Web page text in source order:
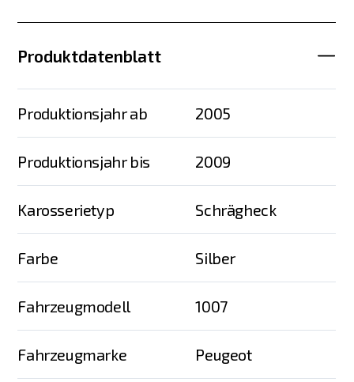
Produktdatenblatt
Produktionsjahr ab 2005
Produktionsjahr bis 2009
Karosserietyp Schrägheck
Farbe Silber
Fahrzeugmodell 1007
Fahrzeugmarke Peugeot